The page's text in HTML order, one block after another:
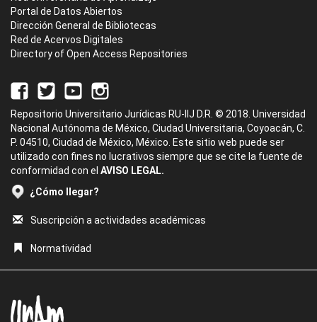
Portal de Datos Abiertos
Dirección General de Bibliotecas
Red de Acervos Digitales
Directory of Open Access Repositories
Repositorio Universitario Jurídicas RU-IIJ D.R. © 2018. Universidad
Nacional Autónoma de México, Ciudad Universitaria, Coyoacán, C.
P. 04510, Ciudad de México, México. Este sitio web puede ser
utilizado con fines no lucrativos siempre que se cite la fuente de
conformidad con el AVISO LEGAL.
¿Cómo llegar?
Suscripción a actividades académicas
Normatividad